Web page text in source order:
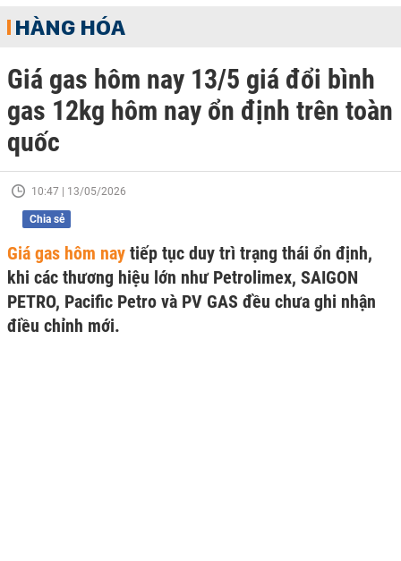
HÀNG HÓA
Giá gas hôm nay 13/5 giá đổi bình
gas 12kg hôm nay ổn định trên toàn
quốc
10:47 | 13/05/2026
Chia sẻ
Giá gas hôm nay tiếp tục duy trì trạng thái ổn định,
khi các thương hiệu lớn như Petrolimex, SAIGON
PETRO, Pacific Petro và PV GAS đều chưa ghi nhận
điều chỉnh mới.